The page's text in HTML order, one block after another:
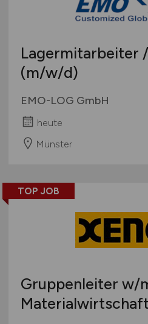
Lagermitarbeiter
(m/w/d)
EMO-LOG GmbH
heute
Münster
TOP JOB
Gruppenleiter w/
Materialwirtschaft